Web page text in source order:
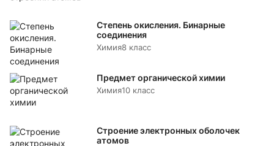
Степень окисления. Бинарные
соединения
Химия8 класс
Предмет органической химии
Химия10 класс
Строение электронных оболочек
атомов